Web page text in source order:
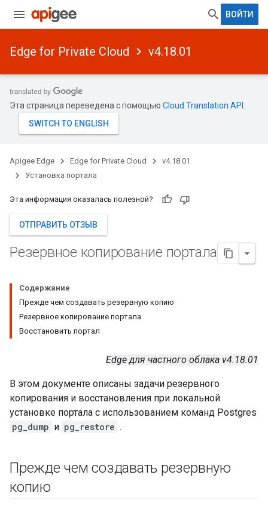
ВОЙТИ
Edge for Private Cloud v4.18.01
Эта страница переведена с помощью Cloud Translation API
Apigee Edge Edge for Private Cloud
v4.18.01
Установка портала
Эта информация оказалась полезной?
ОТПРАВИТЬ ОТЗЫВ
Резервное копирование портала
Содержание
Прежде чем создавать резервную копию
Резервное копирование портала
Восстановить портал
Edge для частного облака v4.18.01
В этом документе описаны задачи резервного
копирования и восстановления при локальной
установке портала с использованием команд Postgres
pg_dump и pg_restore .
Прежде чем создавать резервную
копию